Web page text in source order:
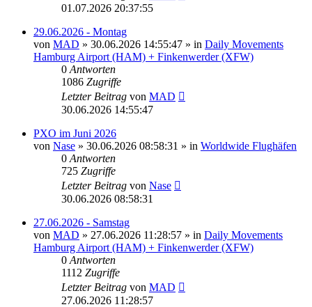
01.07.2026 20:37:55
29.06.2026 - Montag
von MAD » 30.06.2026 14:55:47 » in Daily Movements
Hamburg Airport (HAM) + Finkenwerder (XFW)
0 Antworten
1086 Zugriffe
Letzter Beitrag von MAD
30.06.2026 14:55:47
PXO im Juni 2026
von Nase » 30.06.2026 08:58:31 » in Worldwide Flughäfen
0 Antworten
725 Zugriffe
Letzter Beitrag von Nase
30.06.2026 08:58:31
27.06.2026 - Samstag
von MAD » 27.06.2026 11:28:57 » in Daily Movements
Hamburg Airport (HAM) + Finkenwerder (XFW)
0 Antworten
1112 Zugriffe
Letzter Beitrag von MAD
27.06.2026 11:28:57